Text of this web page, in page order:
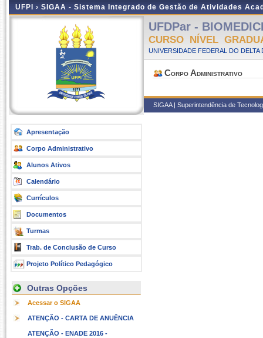
UFPI › SIGAA - Sistema Integrado de Gestão de Atividades
Apresentação
Corpo Administrativo
Alunos Ativos
Calendário
Currículos
Documentos
Turmas
Trab. de Conclusão de Curso
Projeto Político Pedagógico
Outras Opções
Acessar o SIGAA
ATENÇÃO - CARTA DE ANUÊNCIA
ATENÇÃO - ENADE 2016 -
UFDPar -
CURSO NÍVEL
UNIVERSIDADE FEDERAL DO DELTA
Corpo Administrativo
SIGAA | Superintendência de